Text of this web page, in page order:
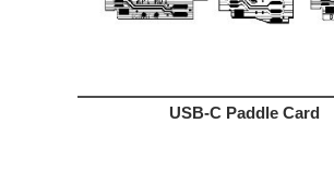
USB-C Paddle Card